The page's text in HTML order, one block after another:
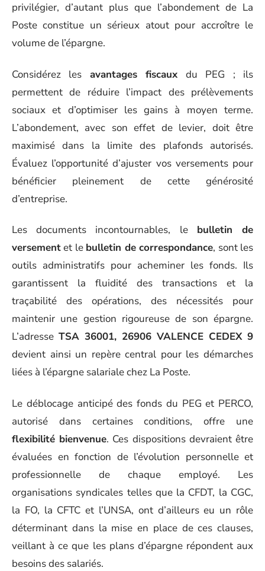
privilégier, d’autant plus que l’abondement de La
Poste constitue un sérieux atout pour accroître le
volume de l’épargne.
Considérez les avantages fiscaux du PEG ; ils
permettent de réduire l’impact des prélèvements
sociaux et d’optimiser les gains à moyen terme.
L’abondement, avec son effet de levier, doit être
maximisé dans la limite des plafonds autorisés.
Évaluez l’opportunité d’ajuster vos versements pour
bénéficier pleinement de cette générosité
d’entreprise.
Les documents incontournables, le bulletin de
versementet le bulletin de correspondance, sont les
outils administratifs pour acheminer les fonds. Ils
garantissent la fluidité des transactions et la
traçabilité des opérations, des nécessités pour
maintenir une gestion rigoureuse de son épargne.
L’adresse TSA 36001, 26906 VALENCE CEDEX 9
devient ainsi un repère central pour les démarches
liées à l’épargne salariale chez La Poste.
Le déblocage anticipé des fonds du PEG et PERCO,
autorisé dans certaines conditions, offre une
flexibilité bienvenue. Ces dispositions devraient être
évaluées en fonction de l’évolution personnelle et
professionnelle de chaque employé. Les
organisations syndicales telles que la CFDT, la CGC,
la FO, la CFTC et l’UNSA, ont d’ailleurs eu un rôle
déterminant dans la mise en place de ces clauses,
veillant à ce que les plans d’épargne répondent aux
besoins des salariés.